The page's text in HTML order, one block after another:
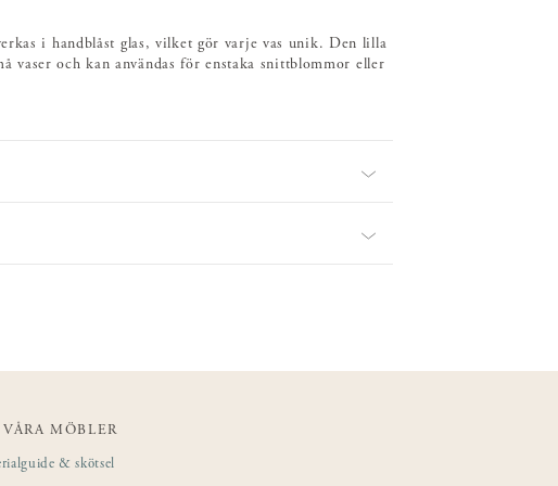
i handblåst glas, vilket gör varje vas unik. Den lilla
vaser och kan användas för enstaka snittblommor eller
MÖBLER
& skötsel